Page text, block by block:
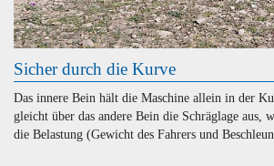
Sicher durch die Kurve
Das innere Bein hält die Maschine allein in der
gleicht über das andere Bein die Schräglage aus,
die Belastung (Gewicht des Fahrers und